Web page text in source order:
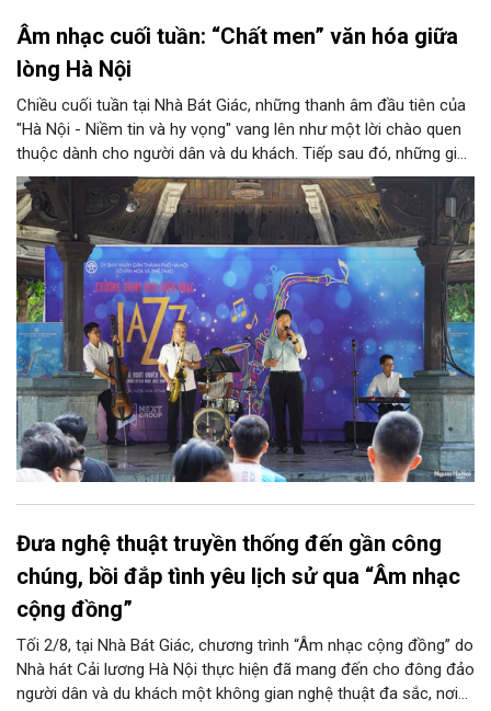
Âm nhạc cuối tuần: “Chất men” văn hóa giữa
lòng Hà Nội
Chiều cuối tuần tại Nhà Bát Giác, những thanh âm đầu tiên của
"Hà Nội - Niềm tin và hy vọng" vang lên như một lời chào quen
thuộc dành cho người dân và du khách. Tiếp sau đó, những giai
điệu jazz kinh điển của thế giới lần lượt cất lên qua phần biểu
diễn của NSƯT Quyền Văn Minh và các nghệ sĩ Bình Minh Jazz
Club, mở ra một không gian âm nhạc giàu cảm xúc ngay giữa
trung tâm Thủ đô.
Đưa nghệ thuật truyền thống đến gần công
chúng, bồi đắp tình yêu lịch sử qua “Âm nhạc
cộng đồng”
Tối 2/8, tại Nhà Bát Giác, chương trình “Âm nhạc cộng đồng” do
Nhà hát Cải lương Hà Nội thực hiện đã mang đến cho đông đảo
người dân và du khách một không gian nghệ thuật đa sắc, nơi